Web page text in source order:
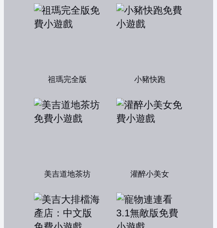
祖瑪完全版 小豬快跑
美吉道地茶坊 灌醉小美女